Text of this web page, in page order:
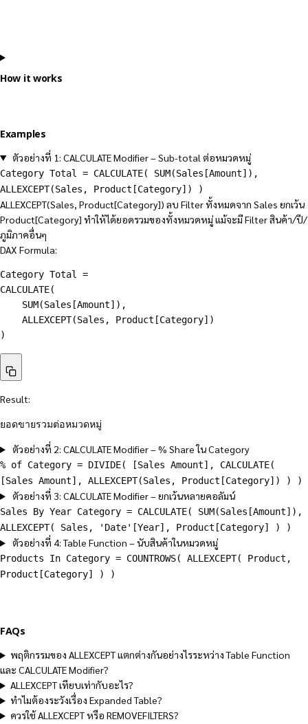
How it works
Examples
ตัวอย่างที่ 1: CALCULATE Modifier – Sub-total ต่อหมวดหมู่
Category Total = CALCULATE( SUM(Sales[Amount]),
ALLEXCEPT(Sales, Product[Category]) )
ALLEXCEPT(Sales, Product[Category]) ลบ Filter ทั้งหมดจาก Sales ยกเว้น
Product[Category] ทำให้ได้ยอดรวมของทั้งหมวดหมู่ แม้จะมี Filter สินค้า/ปี/
ภูมิภาคอื่นๆ
DAX Formula:
Category Total =
CALCULATE(
    SUM(Sales[Amount]),
    ALLEXCEPT(Sales, Product[Category])
)
Result:
ยอดขายรวมต่อหมวดหมู่
ตัวอย่างที่ 2: CALCULATE Modifier – % Share ใน Category
% of Category = DIVIDE( [Sales Amount], CALCULATE(
[Sales Amount], ALLEXCEPT(Sales, Product[Category]) ) )
ตัวอย่างที่ 3: CALCULATE Modifier – ยกเว้นหลายคอลัมน์
Sales By Year Category = CALCULATE( SUM(Sales[Amount]),
ALLEXCEPT( Sales, 'Date'[Year], Product[Category] ) )
ตัวอย่างที่ 4: Table Function – นับสินค้าในหมวดหมู่
Products In Category = COUNTROWS( ALLEXCEPT( Product,
Product[Category] ) )
FAQs
พฤติกรรมของ ALLEXCEPT แตกต่างกันอย่างไรระหว่าง Table Function
และ CALCULATE Modifier?
ALLEXCEPT เทียบเท่ากับอะไร?
ทำไมต้องระวังเรื่อง Expanded Table?
ควรใช้ ALLEXCEPT หรือ REMOVEFILTERS?